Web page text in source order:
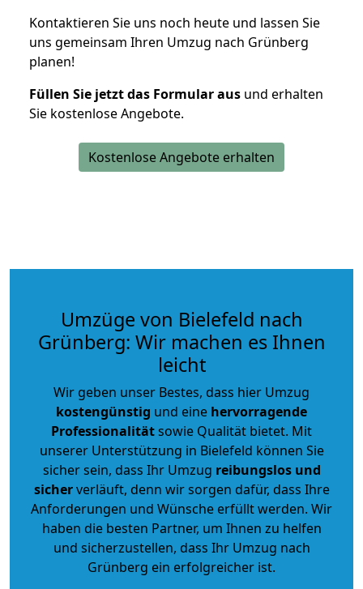
Kontaktieren Sie uns noch heute und lassen Sie
uns gemeinsam Ihren Umzug nach Grünberg
planen!
Füllen Sie jetzt das Formular aus und erhalten
Sie kostenlose Angebote.
Kostenlose Angebote erhalten
Umzüge von Bielefeld nach
Grünberg: Wir machen es Ihnen
leicht
Wir geben unser Bestes, dass hier Umzug
kostengünstig und eine hervorragende
Professionalitätsowie Qualität bietet. Mit
unserer Unterstützung in Bielefeld können Sie
sicher sein, dass Ihr Umzug reibungslos und
sicherverläuft, denn wir sorgen dafür, dass Ihre
Anforderungen und Wünsche erfüllt werden. Wir
haben die besten Partner, um Ihnen zu helfen
und sicherzustellen, dass Ihr Umzug nach
Grünberg ein erfolgreicher ist.